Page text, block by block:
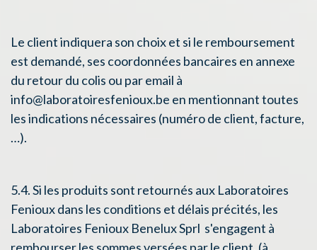
Le client indiquera son choix et si le remboursement
est demandé, ses coordonnées bancaires en annexe
du retour du colis ou par email à
info@laboratoiresfenioux.be en mentionnant toutes
les indications nécessaires (numéro de client, facture,
…).
5.4. Si les produits sont retournés aux Laboratoires
Fenioux dans les conditions et délais précités, les
Laboratoires Fenioux Benelux Sprl s'engagent à